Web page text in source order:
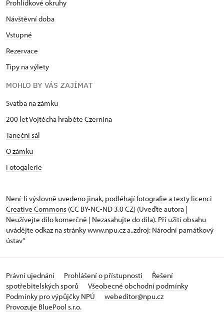
Prohlídkové okruhy
Návštěvní doba
Vstupné
Rezervace
Tipy na výlety
MOHLO BY VÁS ZAJÍMAT
Svatba na zámku
200 let Vojtěcha hraběte Czernina
Taneční sál
O zámku
Fotogalerie
Není-li výslovně uvedeno jinak, podléhají fotografie a texty licenci
Creative Commons (CC BY-NC-ND 3.0 CZ) (Uveďte autora |
Neužívejte dílo komerčně | Nezasahujte do díla). Při užití obsahu
uvádějte odkaz na stránky www.npu.cz a „zdroj: Národní památkový
ústav“
Právní ujednání Prohlášení o přístupnosti
Řešení
spotřebitelských sporů
Všeobecné obchodní podmínky
Podmínky pro výpůjčky NPÚ
webeditor@npu.cz
Provozuje BluePool s.r.o.